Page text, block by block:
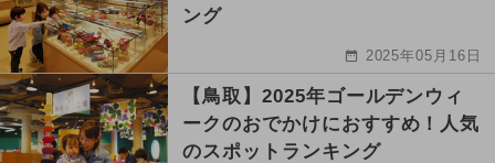
ング
2025年05月16日
【鳥取】2025年ゴールデンウィ
ークのおでかけにおすすめ！人気
のスポットランキング